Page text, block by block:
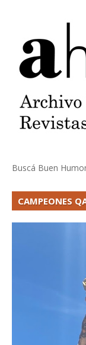
Buscá Buen
CAMPEONES